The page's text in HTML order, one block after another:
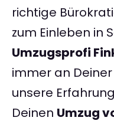
richtige
zum Einleben in
Umzugsprofi
immer an Deiner
unsere
Deinen Umzug